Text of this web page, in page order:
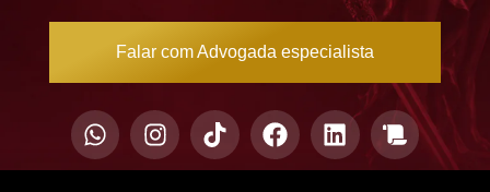
Falar com Advogada especialista